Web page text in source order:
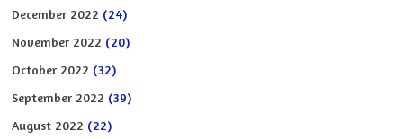
December 2022 (24)
November 2022 (20)
October 2022 (32)
September 2022 (39)
August 2022 (22)